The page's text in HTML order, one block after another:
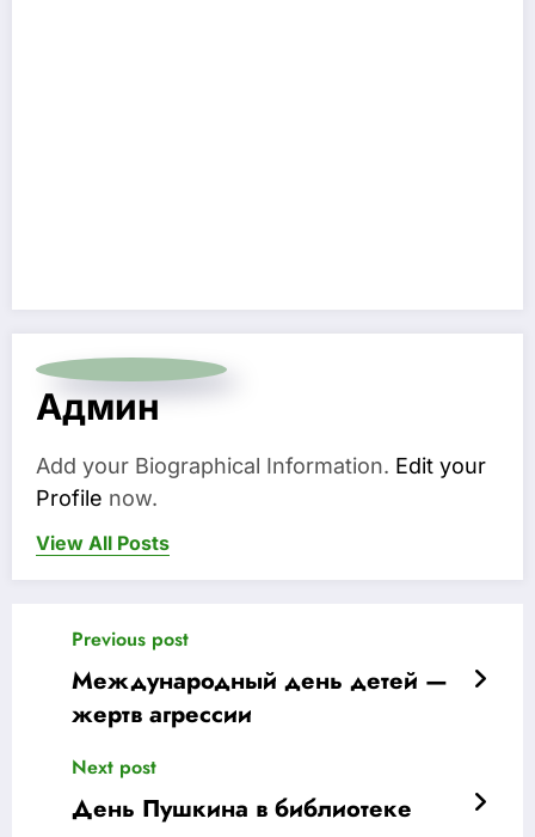
Админ
Add your Biographical Information. Edit your
Profile now.
View All Posts
Previous post
Международный день детей —
жертв агрессии
Next post
День Пушкина в библиотеке